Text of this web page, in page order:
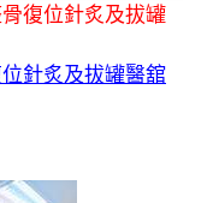
復位針炙及拔罐
針炙及拔罐醫舘